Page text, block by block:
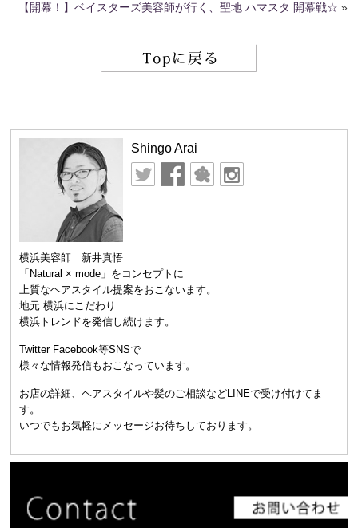
【開幕！】ベイスターズ美容師が行く、聖地 ハマスタ 開幕戦☆ »
Shingo Arai
横浜美容師 新井真悟
「Natural × mode」をコンセプトに
上質なヘアスタイル提案をおこないます。
地元 横浜にこだわり
横浜トレンドを発信し続けます。
Twitter Facebook等SNSで
様々な情報発信もおこなっています。
お店の詳細、ヘアスタイルや髪のご相談などLINEで受け付けてま
す。
いつでもお気軽にメッセージお待ちしております。